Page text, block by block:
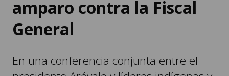
amparo contra la Fiscal
General
En una conferencia conjunta entre el